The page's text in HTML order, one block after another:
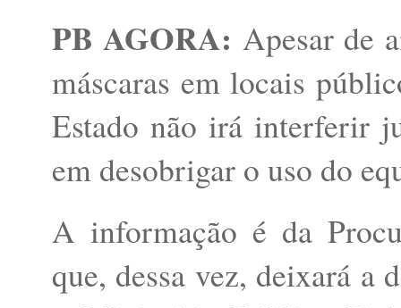
PB AGORA: Apesar de
máscaras em locais
Estado não irá interferir
em desobrigar o uso do
A informação é da
que, dessa vez, deixará a